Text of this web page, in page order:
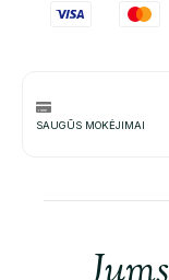
SAUGŪS MOKĖJIMAI